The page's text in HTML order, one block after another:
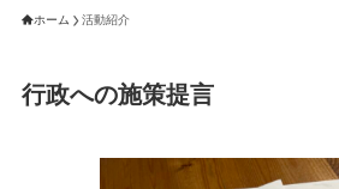
ホーム 活動紹介
行政への施策提言